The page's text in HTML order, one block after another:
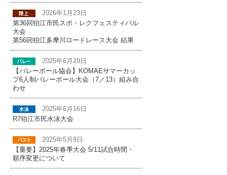
2026年1月23日
第36回狛江市民スポ・レクフェスティバル
大会
第56回狛江多摩川ロードレース大会 結果
2025年6月29日
【バレーボール協会】KOMAEサマーカッ
プ6人制バレーボール大会（7／13）組み合
わせ
2025年6月16日
R7狛江市民水泳大会
2025年5月9日
【重要】2025年春季大会 5/11試合時間・
順序変更について